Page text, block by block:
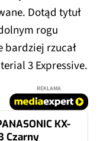
Dotąd tytuł
rogu
bardziej rzucał
3 Expressive.
REKLAMA
KX-
Czarny